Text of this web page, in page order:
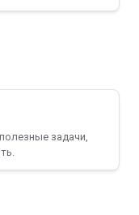
задачи,